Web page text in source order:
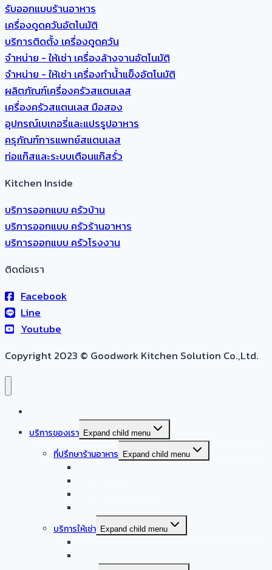
รับออกแบบร้านอาหาร
เครื่องดูดควันอัตโนมัติ
บริการติดตั้ง เครื่องดูดควัน
จำหน่าย - ให้เช่า เครื่องล้างจานอัตโนมัติ
จำหน่าย - ให้เช่า เครื่องทำน้ำแข็งอัตโนมัติ
ผลิตภัณฑ์เครื่องครัวสแตนเลส
เครื่องครัวสแตนเลส มือสอง
อุปกรณ์เบเกอรี่และแปรรูปอาหาร
ครุภัณฑ์การแพทย์สแตนเลส
ท่อแก๊สและระบบเตือนแก๊สรั่ว
Kitchen Inside
บริการออกแบบ ครัวบ้าน
บริการออกแบบ ครัวร้านอาหาร
บริการออกแบบ ครัวโรงงาน
ติดต่อเรา
Facebook
Line
Youtube
Copyright 2023 © Goodwork Kitchen Solution Co.,Ltd.
บริการของเรา Expand child menu
ที่ปรึกษาร้านอาหาร Expand child menu
บริการให้เช่า Expand child menu